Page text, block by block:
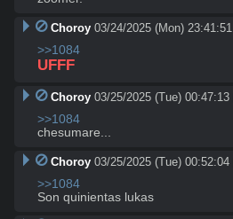
Choroy 03/24/2025 (Mon) 23:41:51
>>1084
UFFF
Choroy 03/25/2025 (Tue) 00:47:13
>>1084
chesumare...
Choroy 03/25/2025 (Tue) 00:52:04
>>1084
Son quinientas lukas